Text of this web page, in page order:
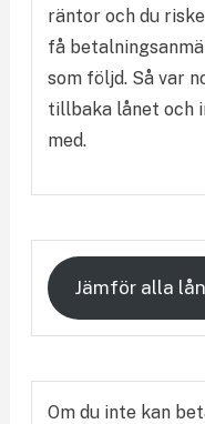
räntor och du
få
som följd. Så var
tillbaka lånet och
med.
Jämför alla
Om du inte kan